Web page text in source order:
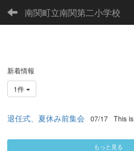
南関町立南関第二小学校
新着情報
1件
退任式、夏休み前集会 07/17 This
もっと見る